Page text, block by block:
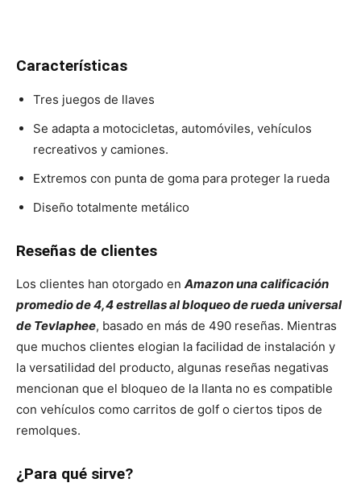
Características
Tres juegos de llaves
Se adapta a motocicletas, automóviles, vehículos
recreativos y camiones.
Extremos con punta de goma para proteger la rueda
Diseño totalmente metálico
Reseñas de clientes
Los clientes han otorgado en Amazon una calificación
promedio de 4,4 estrellas al bloqueo de rueda universal
de Tevlaphee, basado en más de 490 reseñas. Mientras
que muchos clientes elogian la facilidad de instalación y
la versatilidad del producto, algunas reseñas negativas
mencionan que el bloqueo de la llanta no es compatible
con vehículos como carritos de golf o ciertos tipos de
remolques.
¿Para qué sirve?